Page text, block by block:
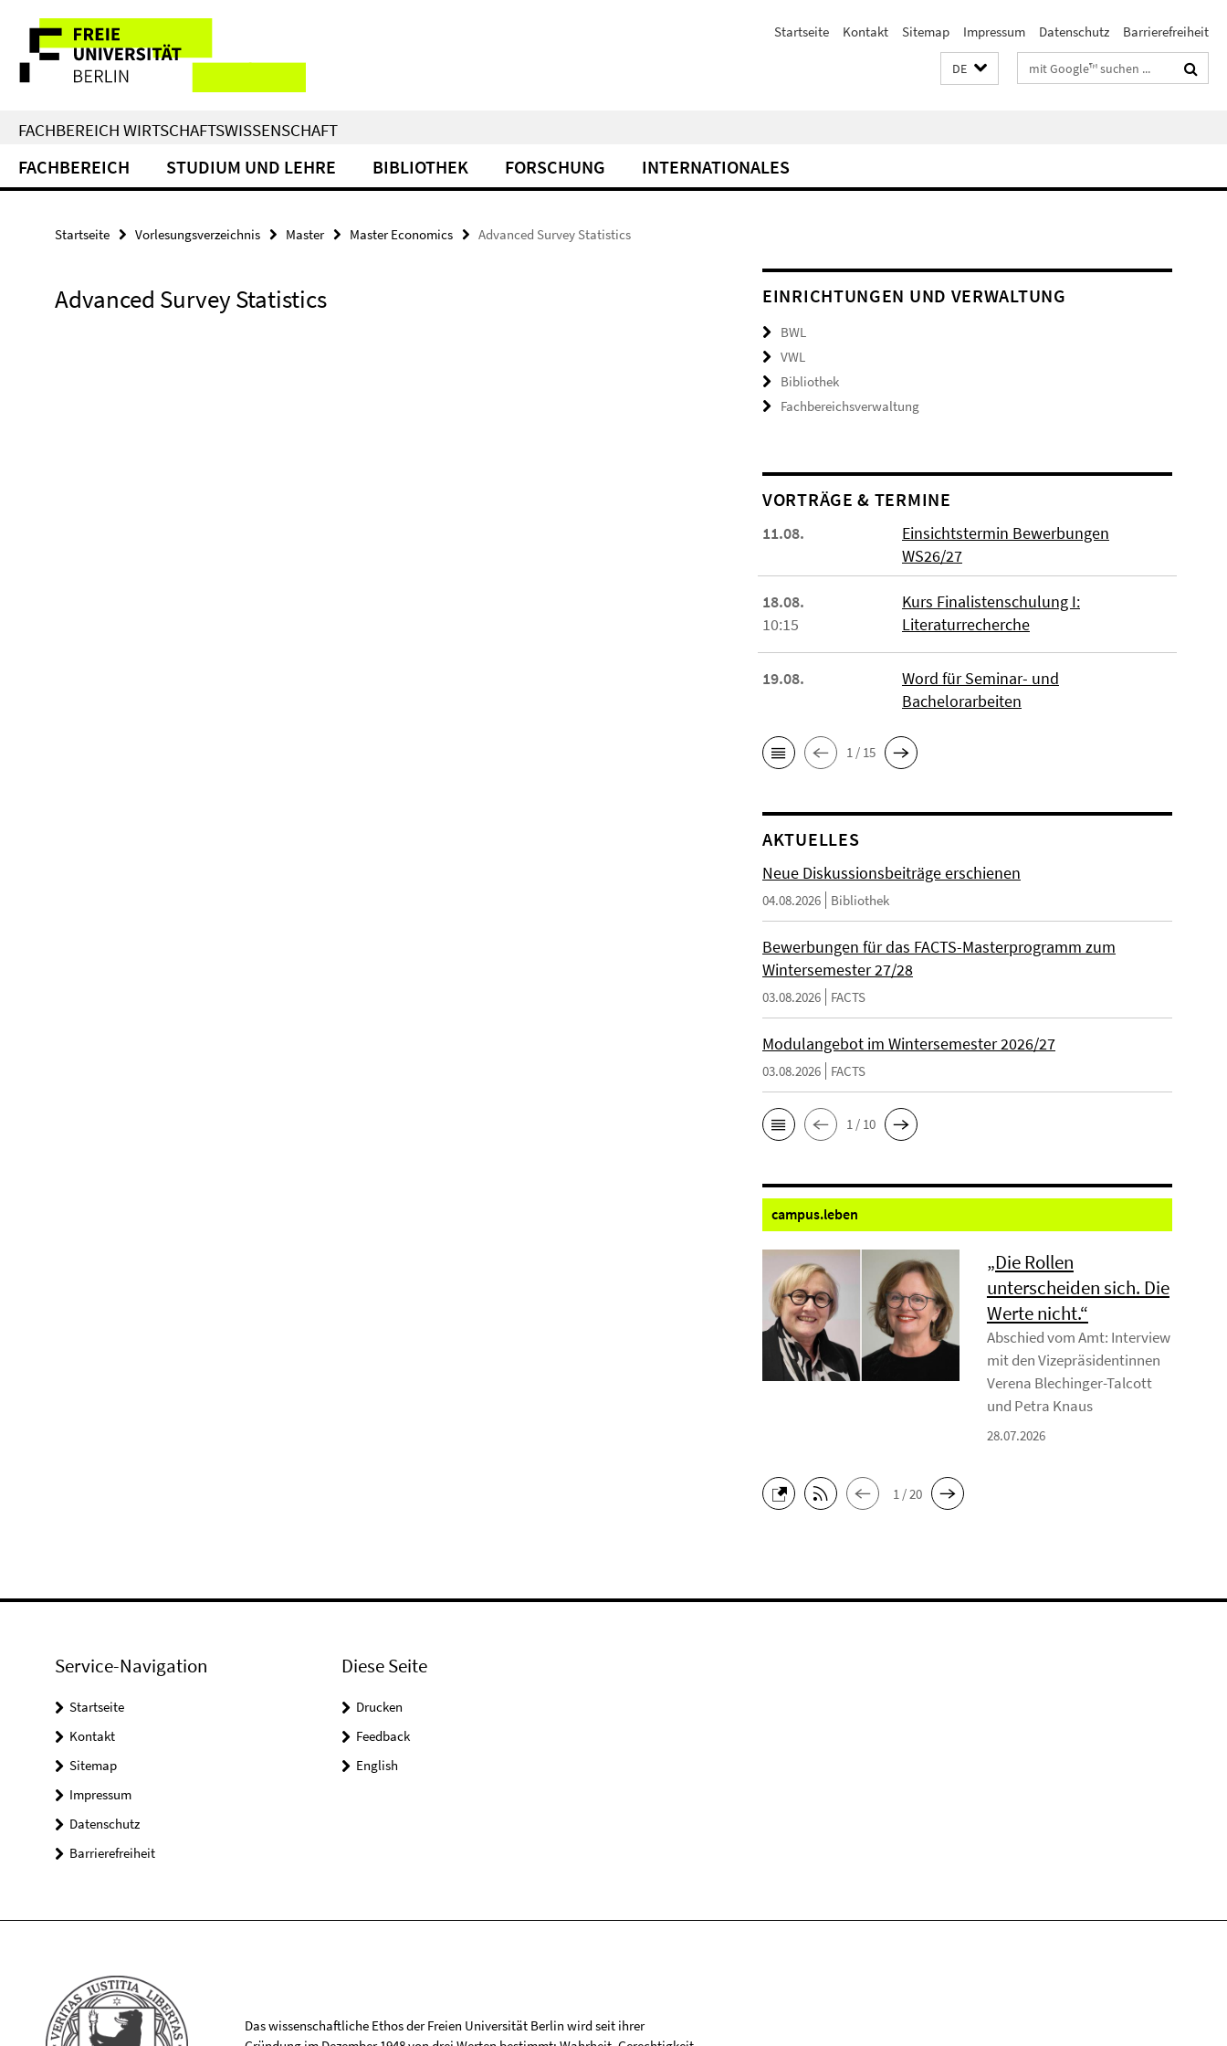
direkt
Inhalt
Service-
Navigation
Startseite Kontakt Sitemap Impressum Datenschutz Barrierefreiheit
DE Suchbegriffe
FACHBEREICH WIRTSCHAFTSWISSENSCHAFT
FACHBEREICH STUDIUM UND LEHRE BIBLIOTHEK FORSCHUNG INTERNATIONALES
Startseite Vorlesungsverzeichnis Master Master Economics Advanced Survey Statistics
Advanced Survey Statistics EINRICHTUNGEN UND VERWALTUNG
BWL
VWL
Bibliothek
Fachbereichsverwaltung
VORTRÄGE & TERMINE
11.08.
Einsichtstermin Bewerbungen
WS26/27
18.08.
10:15
Kurs Finalistenschulung I:
Literaturrecherche
19.08.
Word für Seminar- und
Bachelorarbeiten
1 / 15
AKTUELLES
Neue Diskussionsbeiträge erschienen
04.08.2026 Bibliothek
Bewerbungen für das FACTS-Masterprogramm zum
Wintersemester 27/28
03.08.2026 FACTS
Modulangebot im Wintersemester 2026/27
03.08.2026 FACTS
1 / 10
campus.leben
„Die Rollen
unterscheiden sich. Die
Werte nicht.“
Abschied vom Amt: Interview
mit den Vizepräsidentinnen
Verena Blechinger-Talcott
und Petra Knaus
28.07.2026
1 / 20
Service-Navigation
Startseite
Kontakt
Sitemap
Impressum
Datenschutz
Barrierefreiheit
Diese Seite
Drucken
Feedback
English
Das wissenschaftliche Ethos der Freien Universität Berlin wird seit ihrer